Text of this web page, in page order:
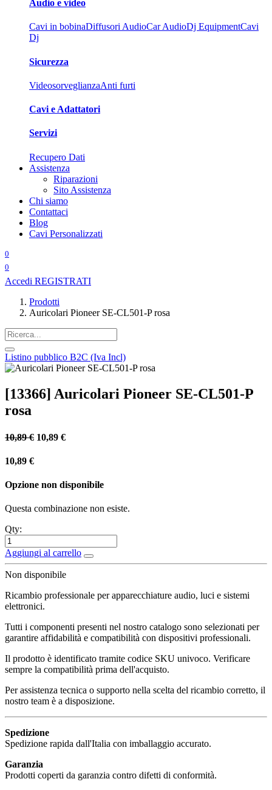
Audio e video
Cavi in bobinaDiffusori AudioCar AudioDj EquipmentCavi
Dj
Sicurezza
VideosorveglianzaAnti furti
Cavi e Adattatori
Servizi
Recupero Dati
Assistenza
Riparazioni
Sito Assistenza
Chi siamo
Contattaci
Blog
Cavi Personalizzati
0
0
Accedi REGISTRATI
Prodotti
Auricolari Pioneer SE-CL501-P rosa
Listino pubblico B2C (Iva Incl)
[13366] Auricolari Pioneer SE-CL501-P
rosa
10,89€ 10,89 €
10,89 €
Opzione non disponibile
Questa combinazione non esiste.
Qty:
Aggiungi al carrello
Non disponibile
Ricambio professionale per apparecchiature audio, luci e sistemi
elettronici.
Tutti i componenti presenti nel nostro catalogo sono selezionati per
garantire affidabilità e compatibilità con dispositivi professionali.
Il prodotto è identificato tramite codice SKU univoco. Verificare
sempre la compatibilità prima dell'acquisto.
Per assistenza tecnica o supporto nella scelta del ricambio corretto, il
nostro team è a disposizione.
Spedizione
Spedizione rapida dall'Italia con imballaggio accurato.
Garanzia
Prodotti coperti da garanzia contro difetti di conformità.